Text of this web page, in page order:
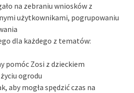
na zebraniu wniosków z
użytkownikami, pogrupowaniu
dla każdego z tematów:
pomóc Zosi z dzieckiem
ogrodu
aby mogła spędzić czas na